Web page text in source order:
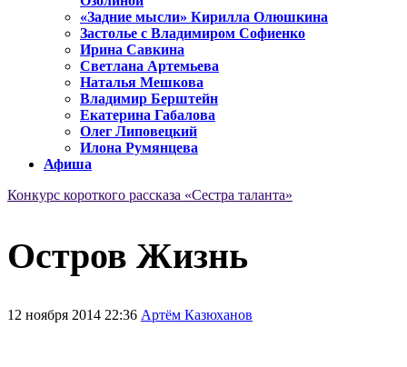
«Задние мысли» Кирилла Олюшкина
Застолье с Владимиром Софиенко
Ирина Савкина
Светлана Артемьева
Наталья Мешкова
Владимир Берштейн
Екатерина Габалова
Олег Липовецкий
Илона Румянцева
Афиша
Конкурс короткого рассказа «Сестра таланта»
Остров Жизнь
12 ноября 2014 22:36 Артём Казюханов